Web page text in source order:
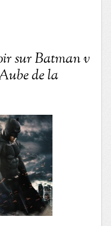
sur Batman v
de la